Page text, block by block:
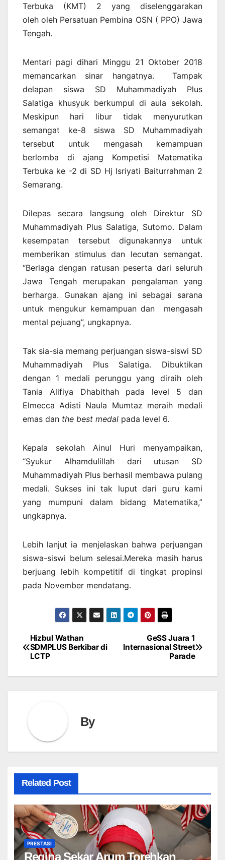
Terbuka (KMT) 2 yang diselenggarakan
oleh oleh Persatuan Pembina OSN ( PPO) Jawa
Tengah.
Mentari pagi dihari Minggu 21 Oktober 2018
memancarkan sinar hangatnya. Tampak
delapan siswa SD Muhammadiyah Plus
Salatiga khusyuk berkumpul di aula sekolah.
Meskipun hari libur tidak menyurutkan
semangat ke-8 siswa SD Muhammadiyah
tersebut untuk mengasah kemampuan
berlomba di ajang Kompetisi Matematika
Terbuka ke -2 di SD Hj Isriyati Baiturrahman 2
Semarang.
Dilepas secara langsung oleh Direktur SD
Muhammadiyah Plus Salatiga, Sutomo. Dalam
kesempatan tersebut digunakannya untuk
memberikan stimulus dan lecutan semangat.
“Berlaga dengan ratusan peserta dari seluruh
Jawa Tengah merupakan pengalaman yang
berharga. Gunakan ajang ini sebagai sarana
untuk mengukur kemampuan dan mengasah
mental pejuang”, ungkapnya.
Tak sia-sia memang perjuangan siswa-siswi SD
Muhammadiyah Plus Salatiga. Dibuktikan
dengan 1 medali perunggu yang diraih oleh
Tania Alifiya Dhabithah pada level 5 dan
Elmecca Adisti Naula Mumtaz meraih medali
emas dan the best medal pada level 6.
Kepala sekolah Ainul Huri menyampaikan,
“Syukur Alhamdulillah dari utusan SD
Muhammadiyah Plus berhasil membawa pulang
medali. Sukses ini tak luput dari guru kami
yang mumpuni dalam bidang Matematika,”
ungkapnya.
Lebih lanjut ia menjelaskan bahwa perjuangan
siswa-siswi belum selesai.Mereka masih harus
berjuang lebih kompetitif di tingkat propinsi
pada November mendatang.
Post
navigation
GeSS Juara 1
Internasional Street
Parade
Hizbul Wathan
SDMPLUS Berkibar di
LCTP
By
Related Post
PRESTASI
Regina Sekar Arum Torehkan